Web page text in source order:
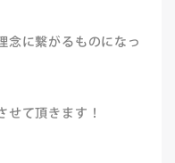
念に繋がるものになっ
て頂きます！